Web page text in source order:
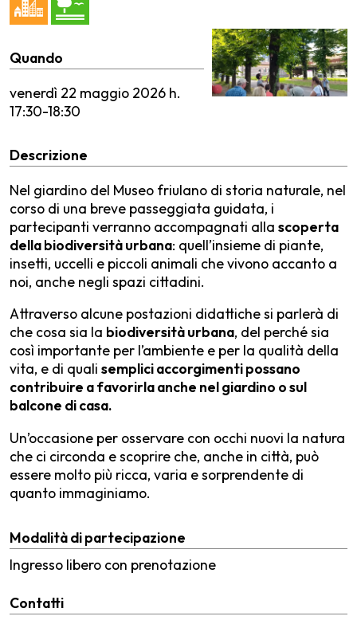
Quando
venerdì 22 maggio 2026 h.
17:30-18:30
Descrizione
Nel giardino del Museo friulano di storia naturale, nel
corso di una breve passeggiata guidata, i
partecipanti verranno accompagnati alla scoperta
della biodiversità urbana: quell’insieme di piante,
insetti, uccelli e piccoli animali che vivono accanto a
noi, anche negli spazi cittadini.
Attraverso alcune postazioni didattiche si parlerà di
che cosa sia la biodiversità urbana, del perché sia
così importante per l’ambiente e per la qualità della
vita, e di quali semplici accorgimenti possano
contribuire a favorirla anche nel giardino o sul
balcone di casa.
Un’occasione per osservare con occhi nuovi la natura
che ci circonda e scoprire che, anche in città, può
essere molto più ricca, varia e sorprendente di
quanto immaginiamo.
Modalità di partecipazione
Ingresso libero con prenotazione
Contatti